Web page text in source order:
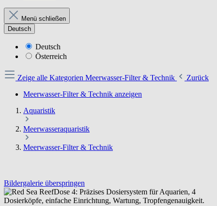
Menü schließen
Deutsch
Deutsch
Österreich
Zeige alle Kategorien Meerwasser-Filter & Technik
Zurück
Meerwasser-Filter & Technik anzeigen
Aquaristik
Meerwasseraquaristik
Meerwasser-Filter & Technik
Bildergalerie überspringen